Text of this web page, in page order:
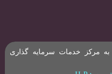
مرکز خدمات سرمایه گذاری